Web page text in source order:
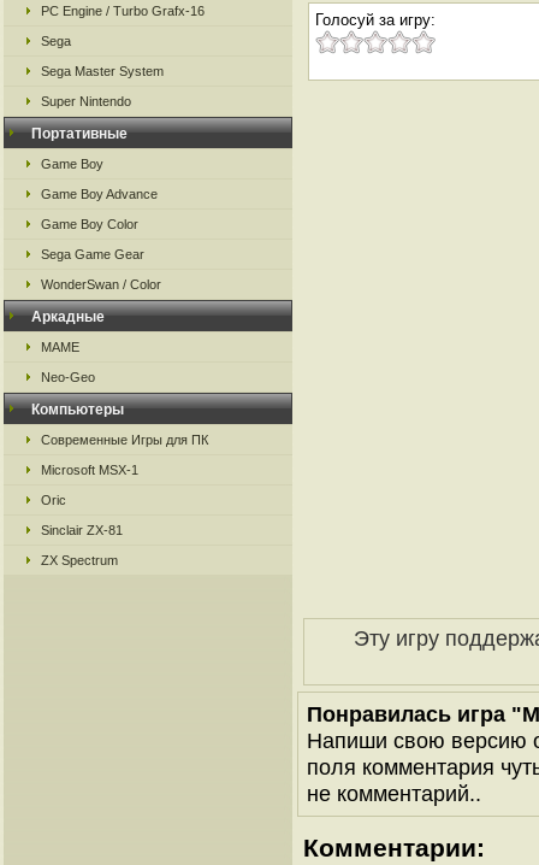
PC Engine / Turbo Grafx-16
Sega
Sega Master System
Super Nintendo
Портативные
Game Boy
Game Boy Advance
Game Boy Color
Sega Game Gear
WonderSwan / Color
Аркадные
MAME
Neo-Geo
Компьютеры
Современные Игры для ПК
Microsoft MSX-1
Oric
Sinclair ZX-81
ZX Spectrum
Голосуй за игру:
Эту игру
Понравилась игра
Напиши свою версию
поля комментария
не комментарий..
Комментарии: